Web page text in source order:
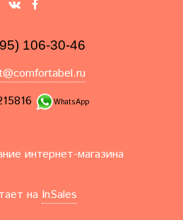
106-30-46
WhatsApp
интернет-магазина
на InSales